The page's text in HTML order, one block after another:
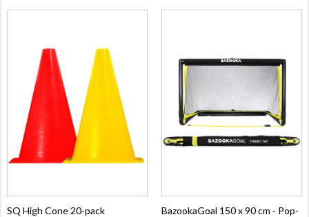
SQ High Cone 20-pack
BazookaGoal 150 x 90 cm - Pop-